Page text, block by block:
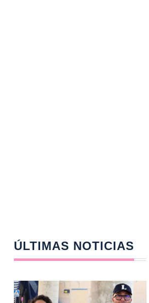
ÚLTIMAS NOTICIAS